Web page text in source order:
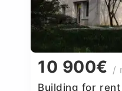
10 900€ /
Building for rent